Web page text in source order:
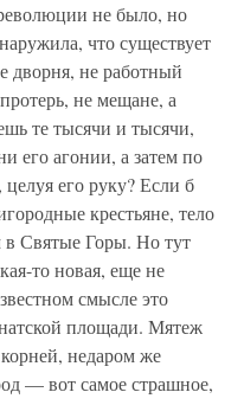
не было, но
что существует
дворня, не работный
не мещане, а
те тысячи и тысячи,
его агонии, а затем по
его руку? Если б
крестьяне, тело
Святые Горы. Но тут
то новая, еще не
смысле это
площади. Мятеж
недаром же
— вот самое страшное,